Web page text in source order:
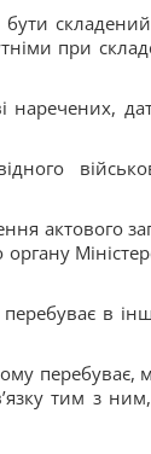
при
наречених,
актового
в
перебуває,
тим з